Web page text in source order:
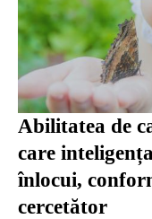
Abilitatea de
care
înlocui,
cercetător